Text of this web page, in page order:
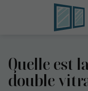
Quelle est
double